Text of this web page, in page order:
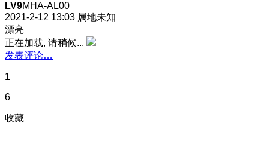
LV9MHA-AL00
2021-2-12 13:03 属地未知
漂亮
正在加载, 请稍候...
发表评论…
1
6
收藏